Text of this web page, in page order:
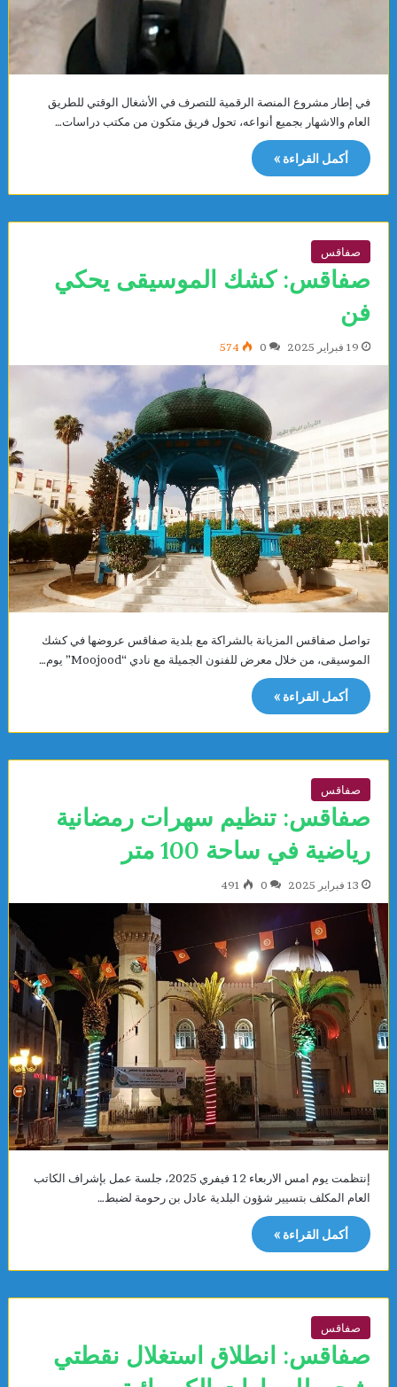
في إطار مشروع المنصة الرقمية للتصرف في الأشغال الوقتي للطريق
العام والاشهار بجميع أنواعه، تحول فريق متكون من مكتب دراسات…
أكمل القراءة »
صفاقس
صفاقس: كشك الموسيقى يحكي
فن
19 فبراير 2025 0
574
تواصل صفاقس المزيانة بالشراكة مع بلدية صفاقس عروضها في كشك
الموسيقى، من خلال معرض للفنون الجميلة مع نادي “Moojood” يوم…
أكمل القراءة »
صفاقس
صفاقس: تنظيم سهرات رمضانية
رياضية في ساحة 100 متر
13 فبراير 2025 0
491
إنتظمت يوم امس الاربعاء 12 فيفري 2025، جلسة عمل بإشراف الكاتب
العام المكلف بتسيير شؤون البلدية عادل بن رحومة لضبط…
أكمل القراءة »
صفاقس
صفاقس: انطلاق استغلال نقطتي